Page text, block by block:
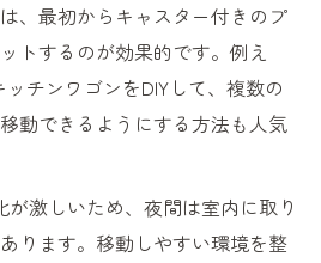
、最初からキャスター付きのプ
トするのが効果的です。例え
チンワゴンをDIYして、複数の
動できるようにする方法も人気
が激しいため、夜間は室内に取り
ります。移動しやすい環境を整